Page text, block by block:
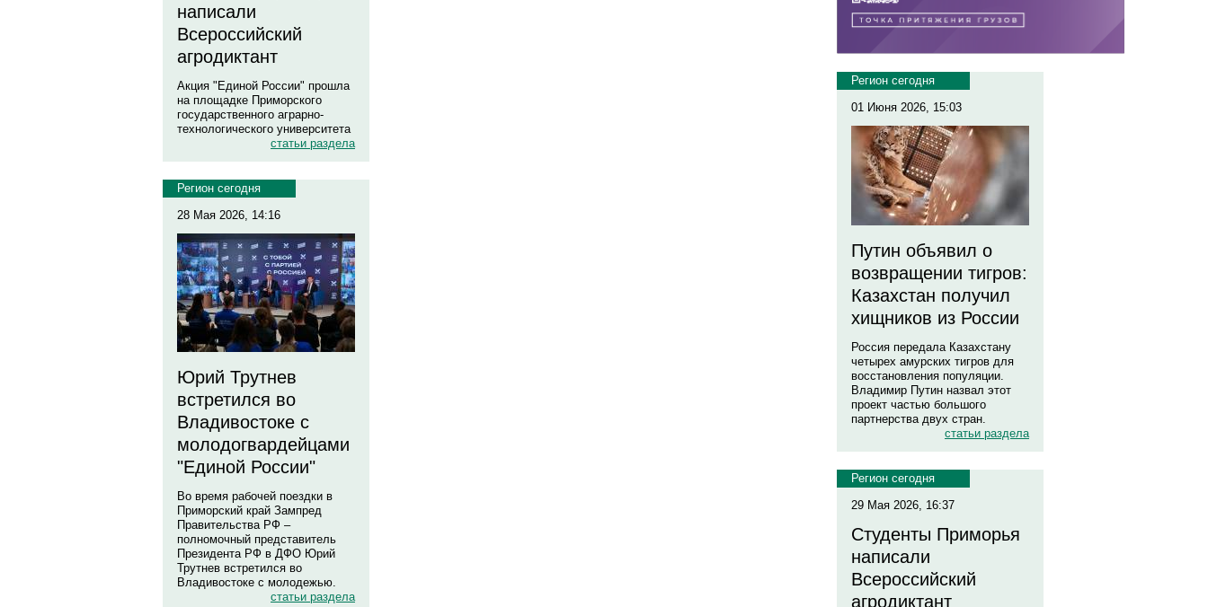
написали
Всероссийский
агродиктант
Акция "Единой России" прошла
на площадке Приморского
государственного аграрно-
технологического университета
статьи раздела
Регион сегодня
28 Мая 2026, 14:16
Юрий Трутнев
встретился во
Владивостоке с
молодогвардейцами
"Единой России"
Во время рабочей поездки в
Приморский край Зампред
Правительства РФ –
полномочный представитель
Президента РФ в ДФО Юрий
Трутнев встретился во
Владивостоке с молодежью.
статьи раздела
Регион сегодня
01 Июня 2026, 15:03
Путин объявил о
возвращении тигров:
Казахстан получил
хищников из России
Россия передала Казахстану
четырех амурских тигров для
восстановления популяции.
Владимир Путин назвал этот
проект частью большого
партнерства двух стран.
статьи раздела
Регион сегодня
29 Мая 2026, 16:37
Студенты Приморья
написали
Всероссийский
агродиктант